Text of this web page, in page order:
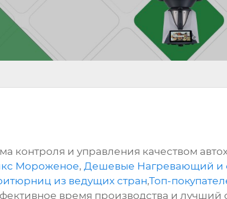
контроля и управления качеством
Мороженое, Дешевые Нагревающий и
из ведущих стран,Топ-
время производства и лучший